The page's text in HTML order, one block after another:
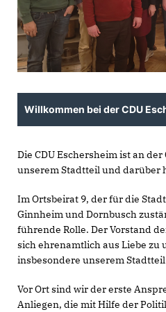
Willkommen bei der CDU
Die CDU Eschersheim ist an
unserem Stadtteil und darüber
Im Ortsbeirat 9, der für die
Ginnheim und Dornbusch
führende Rolle. Der Vorstand
sich ehrenamtlich aus Liebe zu
insbesondere unserem
Vor Ort sind wir der erste
Anliegen, die mit Hilfe der